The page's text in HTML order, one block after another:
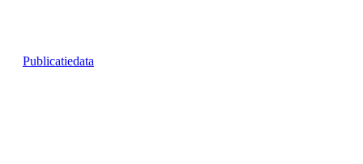
Publicatiedata